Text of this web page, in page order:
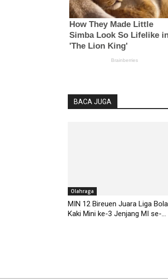
BACA JUGA
Olahraga
MIN 12 Bireuen Juara Liga Bola
Kaki Mini ke-3 Jenjang MI se-...